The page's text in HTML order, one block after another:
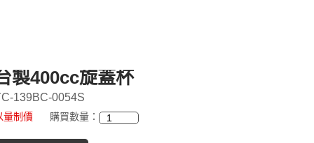
製400cc旋蓋杯
139BC-0054S
量制價 購買數量：